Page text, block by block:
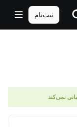
ثبت‌نام
نمی‌کند